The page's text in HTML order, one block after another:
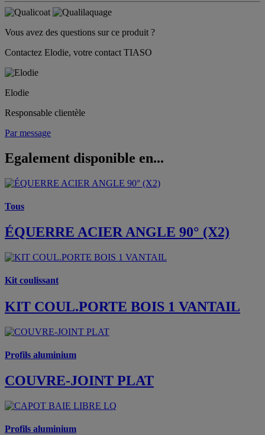
Vous avez des questions sur ce produit ?
Contactez Elodie, votre contact TIASO
Elodie
Responsable clientèle
Par message
Egalement disponible en...
Tous
ÉQUERRE ACIER ANGLE 90° (X2)
Kit coulissant
KIT COUL.PORTE BOIS 1 VANTAIL
Profils aluminium
COUVRE-JOINT PLAT
Profils aluminium